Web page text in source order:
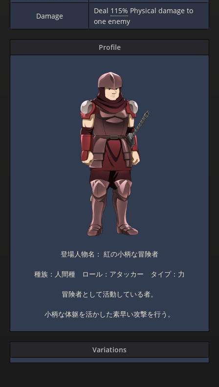
Damage
Deal 115% Physical damage to
one enemy
Profile
登場人物名： 紅の小柄な冒険者
種族：人間種 ロール：アタッカー タイプ：力
冒険者として活動している者。
小柄な体躯を活かした素早い攻撃を行う。
Variations